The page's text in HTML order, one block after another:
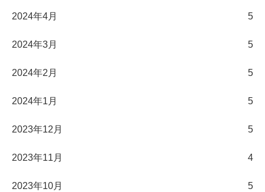
2024年4月 5
2024年3月 5
2024年2月 5
2024年1月 5
2023年12月 5
2023年11月 4
2023年10月 5